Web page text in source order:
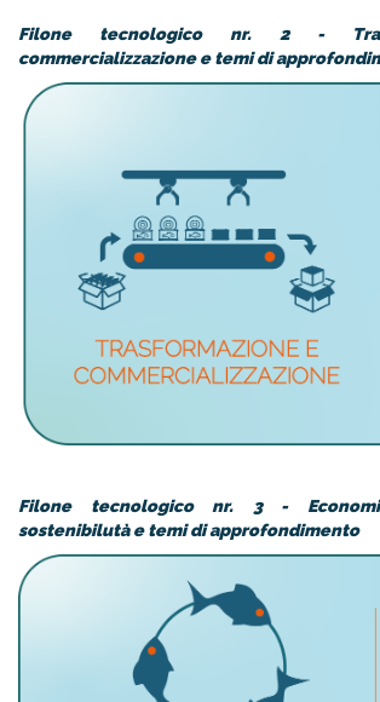
Filone tecnologico nr. 2 -
commercializzazionee temi di
Filone tecnologico nr. 3 -
sostenibilutà e temi di approfondimento